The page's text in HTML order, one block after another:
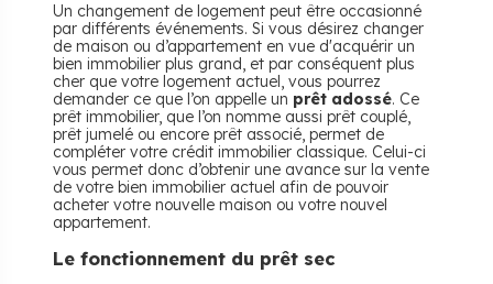
Un changement de logement peut être occasionné
par différents événements. Si vous désirez changer
de maison ou d’appartement en vue d'acquérir un
bien immobilier plus grand, et par conséquent plus
cher que votre logement actuel, vous pourrez
demander ce que l’on appelle un prêt adossé. Ce
prêt immobilier, que l’on nomme aussi prêt couplé,
prêt jumelé ou encore prêt associé, permet de
compléter votre crédit immobilier classique. Celui-ci
vous permet donc d’obtenir une avance sur la vente
de votre bien immobilier actuel afin de pouvoir
acheter votre nouvelle maison ou votre nouvel
appartement.
Le fonctionnement du prêt sec